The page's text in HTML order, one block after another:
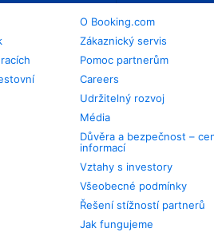
O Booking.com
Zákaznický servis
Pomoc partnerům
Careers
Udržitelný rozvoj
Média
Důvěra a bezpečnost –
informací
Vztahy s investory
Všeobecné podmínky
Řešení stížností partnerů
Jak fungujeme